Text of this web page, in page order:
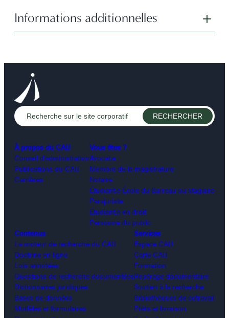
Informations additionnelles
À propos du CAIJ
Conseil d’administration
Publications du CAIJ
Carrières
Vous êtes ?
Avocat.e
Membre de la magistrature
Notaire
Étudiant.e École du Barreau ou stagiaire
Parajuriste
Étudiant.e en droit
Personne du public
Contenus
Le moteur de recherche du CAIJ
Doctrine en ligne
Lois annotées
Questions de recherche documentées
Dictionnaires juridiques
Bases de données
Modèles et formulaires
Services
Espace CAIJ
Carte CAIJ
Formation
Repérage documentaire
Soutien à la recherche
Bibliothèques de cotravail
Prêts et livraison